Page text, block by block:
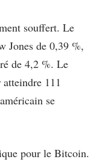
souffert. Le
Jones de 0,39 %,
de 4,2 %. Le
111
se
pour le Bitcoin.